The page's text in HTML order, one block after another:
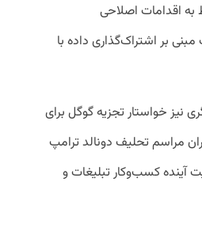
به اقدامات اصلاحی
بر اشتراک‌گذاری داده با
خواستار تجزیه گوگل برای
مراسم تحلیف دونالد ترامپ
آینده کسب‌وکار تبلیغات و